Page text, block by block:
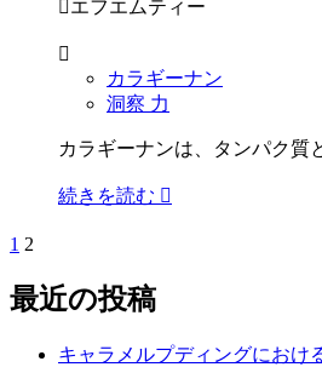
エフエムティー

カラギーナン
洞察 力
カラギーナンは、タンパク質
続きを読む 
1 2
最近の投稿
キャラメルプディングにおけ